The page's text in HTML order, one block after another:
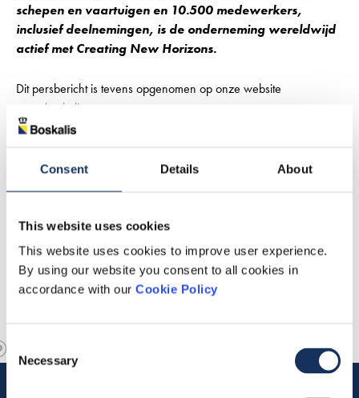
Consent Details About
This website uses cookies
This website uses cookies to improve user experience.
By using our website you consent to all cookies in
accordance with our Cookie Policy
Consent
Selection
Necessary
schepen en vaartuigen en 10.500 medewerkers,
inclusief deelnemingen, is de onderneming wereldwijd
actief met Creating New Horizons.
Dit persbericht is tevens opgenomen op onze website
www.boskalis.com